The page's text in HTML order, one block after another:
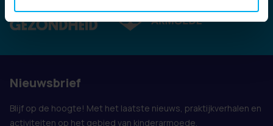
Nieuwsbrief
Blijf op de hoogte! Met het laatste nieuws, praktijkverhalen en
activiteiten op het gebied van kinderarmoede.